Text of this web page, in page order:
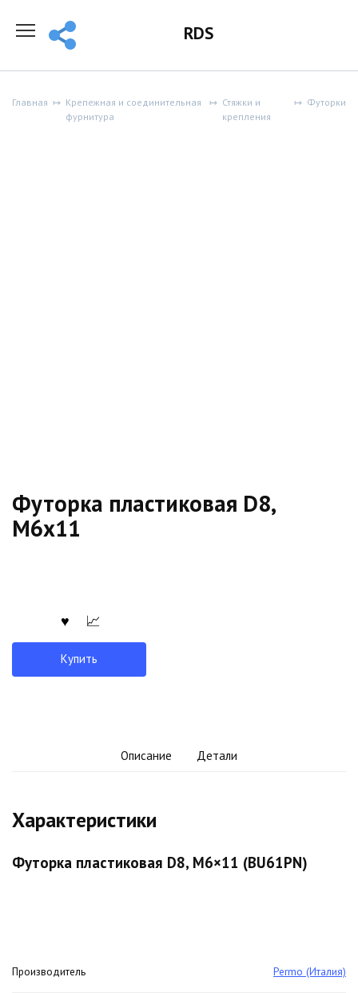
содержанию
RDS
Главная
Крепежная и соединительная
фурнитура
Стяжки и
крепления
Футорки
Футорка пластиковая D8,
М6x11
Купить
Описание Детали
Характеристики
Футорка пластиковая D8, М6×11 (BU61PN)
Производитель Permo (Италия)